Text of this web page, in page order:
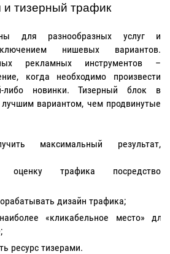
и тизерный трафик
для разнообразных услуг и
нишевых вариантов.
рекламных инструментов –
когда необходимо произвести
либо новинки. Тизерный блок в
вариантом, чем продвинутые
максимальный результат,
оценку трафика посредством
дизайн трафика;
«кликабельное место» для
ресурс тизерами.